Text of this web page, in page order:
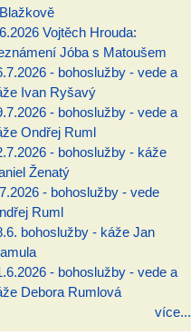
Vojtěch Hrouda:
Jóba s Matoušem
- bohoslužby - vede a
Ivan Ryšavý
- bohoslužby - vede a
Ondřej Ruml
- bohoslužby - káže
Ženatý
- bohoslužby - vede
Ruml
bohoslužby - káže Jan
- bohoslužby - vede a
Debora Rumlová
více...